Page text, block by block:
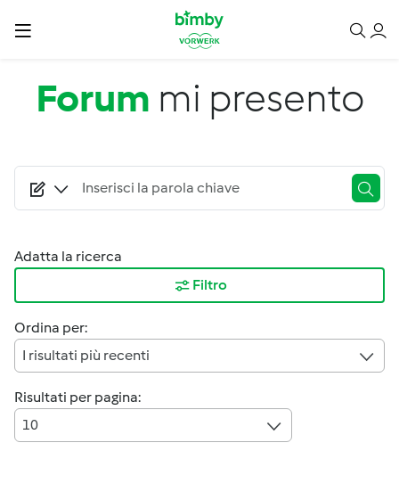
Salta al contenuto principale
Forum mi presento
Adatta la ricerca
Filtro
Ordina per:
I risultati più recenti
Risultati per pagina:
10